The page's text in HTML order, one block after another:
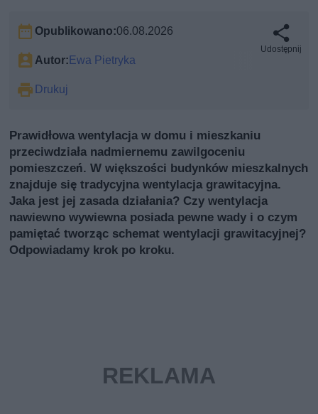
Opublikowano:06.08.2026
Autor:Ewa Pietryka
Drukuj
Udostępnij
Prawidłowa wentylacja w domu i mieszkaniu
przeciwdziała nadmiernemu zawilgoceniu
pomieszczeń. W większości budynków mieszkalnych
znajduje się tradycyjna wentylacja grawitacyjna.
Jaka jest jej zasada działania? Czy wentylacja
nawiewno wywiewna posiada pewne wady i o czym
pamiętać tworząc schemat wentylacji grawitacyjnej?
Odpowiadamy krok po kroku.